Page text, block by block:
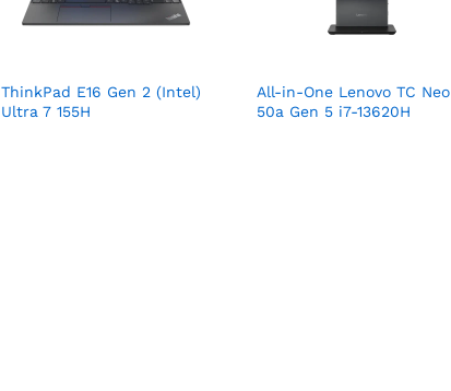
ThinkPad E16 Gen 2 (Intel)
Ultra 7 155H
All-in-One Lenovo TC Neo
50a Gen 5 i7-13620H